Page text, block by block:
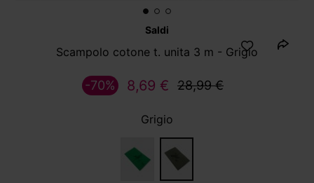
Saldi
Scampolo cotone t. unita 3 m - Grigio
8,69 € 28,99 €
-70%
Grigio